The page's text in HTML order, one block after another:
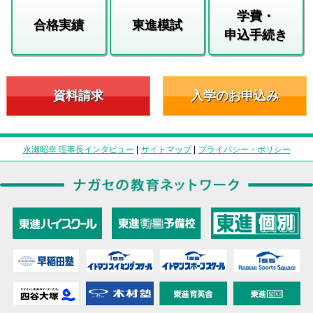
合格実績 東進模試
学費・
申込手続き
資料請求 入学のお申込み
永瀬昭幸 理事長インタビュー | サイトマップ| プライバシー・ポリシー